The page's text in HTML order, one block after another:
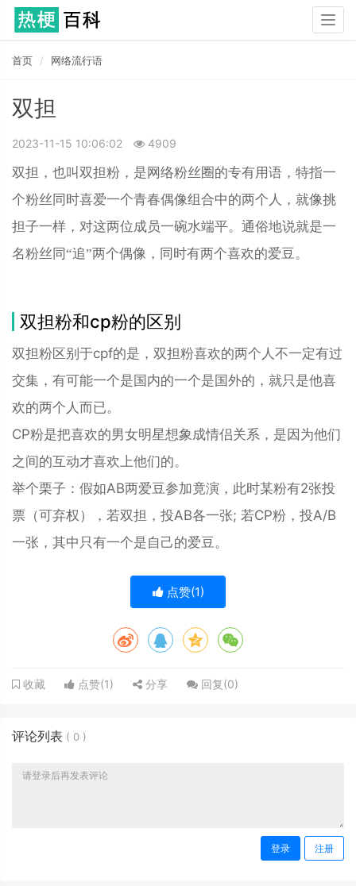
首页 网络流行语
双担
2023-11-15 10:06:02 4909
双担，也叫双担粉，是网络粉丝圈的专有用语，特指一
个粉丝同时喜爱一个青春偶像组合中的两个人，就像挑
担子一样，对这两位成员一碗水端平。通俗地说就是一
名粉丝同“追”两个偶像，同时有两个喜欢的爱豆。
双担粉和cp粉的区别
双担粉区别于cpf的是，双担粉喜欢的两个人不一定有过
交集，有可能一个是国内的一个是国外的，就只是他喜
欢的两个人而已。
CP粉是把喜欢的男女明星想象成情侣关系，是因为他们
之间的互动才喜欢上他们的。
举个栗子：假如AB两爱豆参加竟演，此时某粉有2张投
票（可弃权），若双担，投AB各一张; 若CP粉，投A/B
一张，其中只有一个是自己的爱豆。
点赞(1)
收藏 点赞(1) 分享 回复(0)
评论列表 ( 0 )
登录 注册